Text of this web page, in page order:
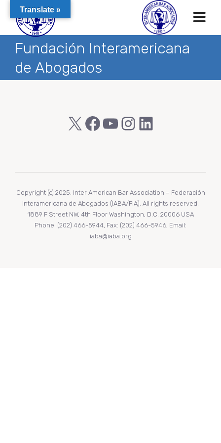
Fundación Interamericana
de Abogados
X Facebook
YouTube
Instagram
LinkedIn
Copyright (c) 2025. Inter American Bar Association – Federación
Interamericana de Abogados (IABA/FIA). All rights reserved.
1889 F Street NW, 4th Floor Washington, D.C. 20006 USA
Phone: (202) 466-5944, Fax: (202) 466-5946, Email:
iaba@iaba.org
Translate »